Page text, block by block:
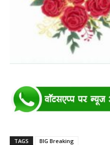
TAGS BIG Breaking